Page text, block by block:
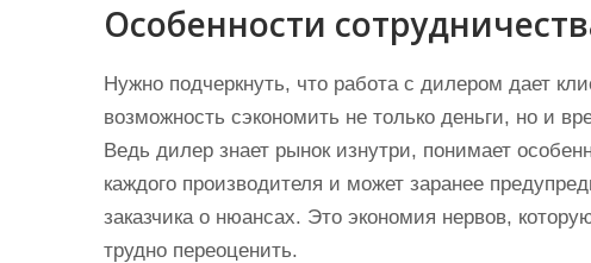
Особенности
Нужно подчеркнуть, что работа с дилером дает
возможность сэкономить не только деньги, но и
Ведь дилер знает рынок изнутри, понимает
каждого производителя и может заранее
заказчика о нюансах. Это экономия нервов,
трудно переоценить.